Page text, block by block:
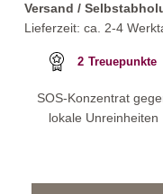
Versand /
Lieferzeit: ca. 2-4
2 Treuepunkte
SOS-Konzentrat
lokale Unreinheiten